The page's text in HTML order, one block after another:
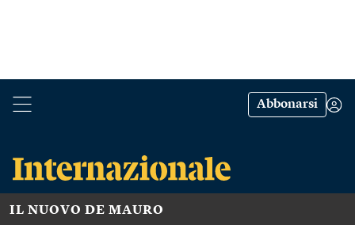
Abbonarsi
IL NUOVO DE MAURO